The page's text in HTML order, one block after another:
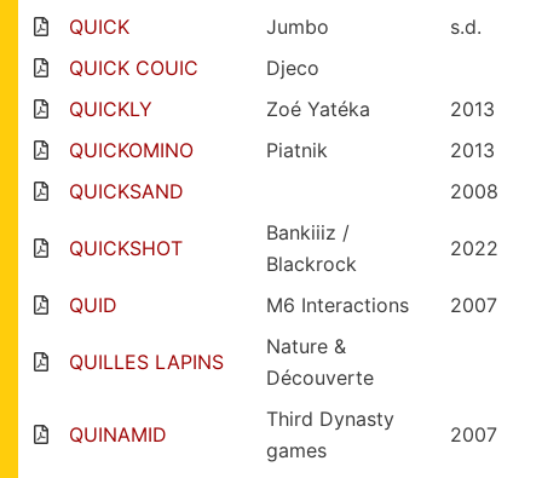
QUICK
Jumbo
s.d.
QUICK COUIC
Djeco
QUICKLY
Zoé Yatéka
2013
QUICKOMINO
Piatnik
2013
QUICKSAND
2008
QUICKSHOT
Bankiiiz /
Blackrock
2022
QUID M6 Interactions 2007
QUILLES LAPINS
Nature &
Découverte
QUINAMID
Third Dynasty
games
2007